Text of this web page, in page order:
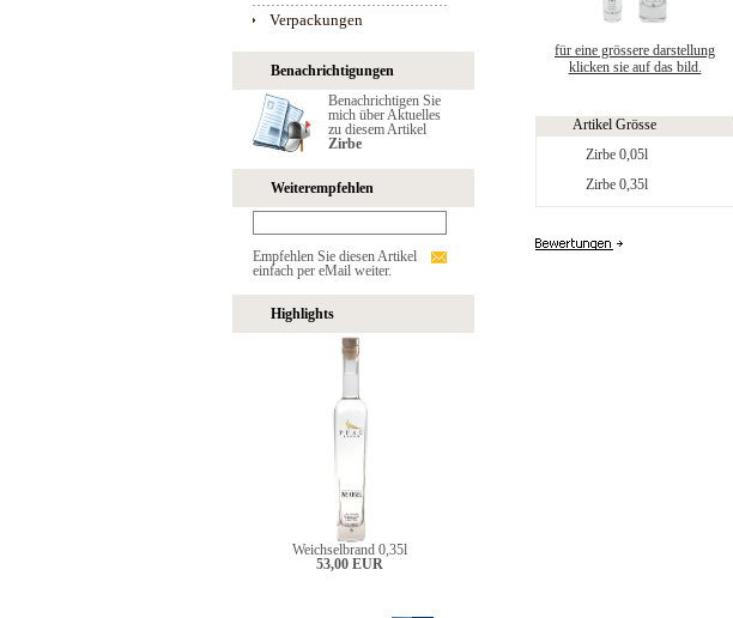
Verpackungen
Benachrichtigungen
Benachrichtigen Sie
mich über Aktuelles
zu diesem Artikel
Zirbe
Weiterempfehlen
Empfehlen Sie diesen Artikel
einfach per eMail weiter.
Highlights
Weichselbrand 0,35l
53,00 EUR
für eine grössere darstellung
klicken sie auf das bild.
Artikel Grösse
Zirbe 0,05l
Zirbe 0,35l